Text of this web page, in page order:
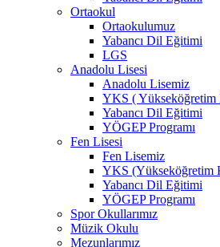
Ortaokul
Ortaokulumuz
Yabancı Dil Eğitimi
LGS
Anadolu Lisesi
Anadolu Lisemiz
YKS ( Yükseköğretim
Yabancı Dil Eğitimi
YÖGEP Programı
Fen Lisesi
Fen Lisemiz
YKS (Yükseköğretim
Yabancı Dil Eğitimi
YÖGEP Programı
Spor Okullarımız
Müzik Okulu
Mezunlarımız